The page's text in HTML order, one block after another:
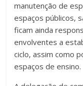
manutenção de
espaços públicos,
ficam ainda
envolventes a
ciclo, assim como
espaços de ensino.